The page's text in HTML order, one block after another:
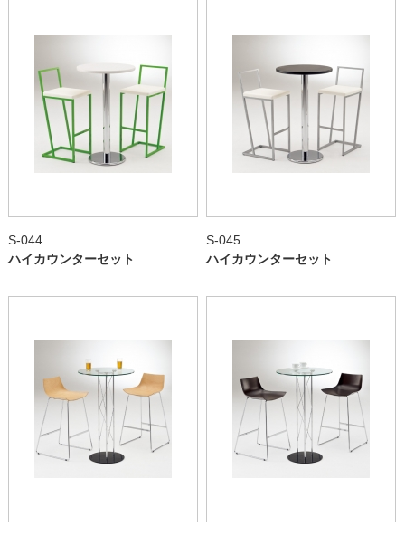
S-044
ハイカウンターセット
S-045
ハイカウンターセット